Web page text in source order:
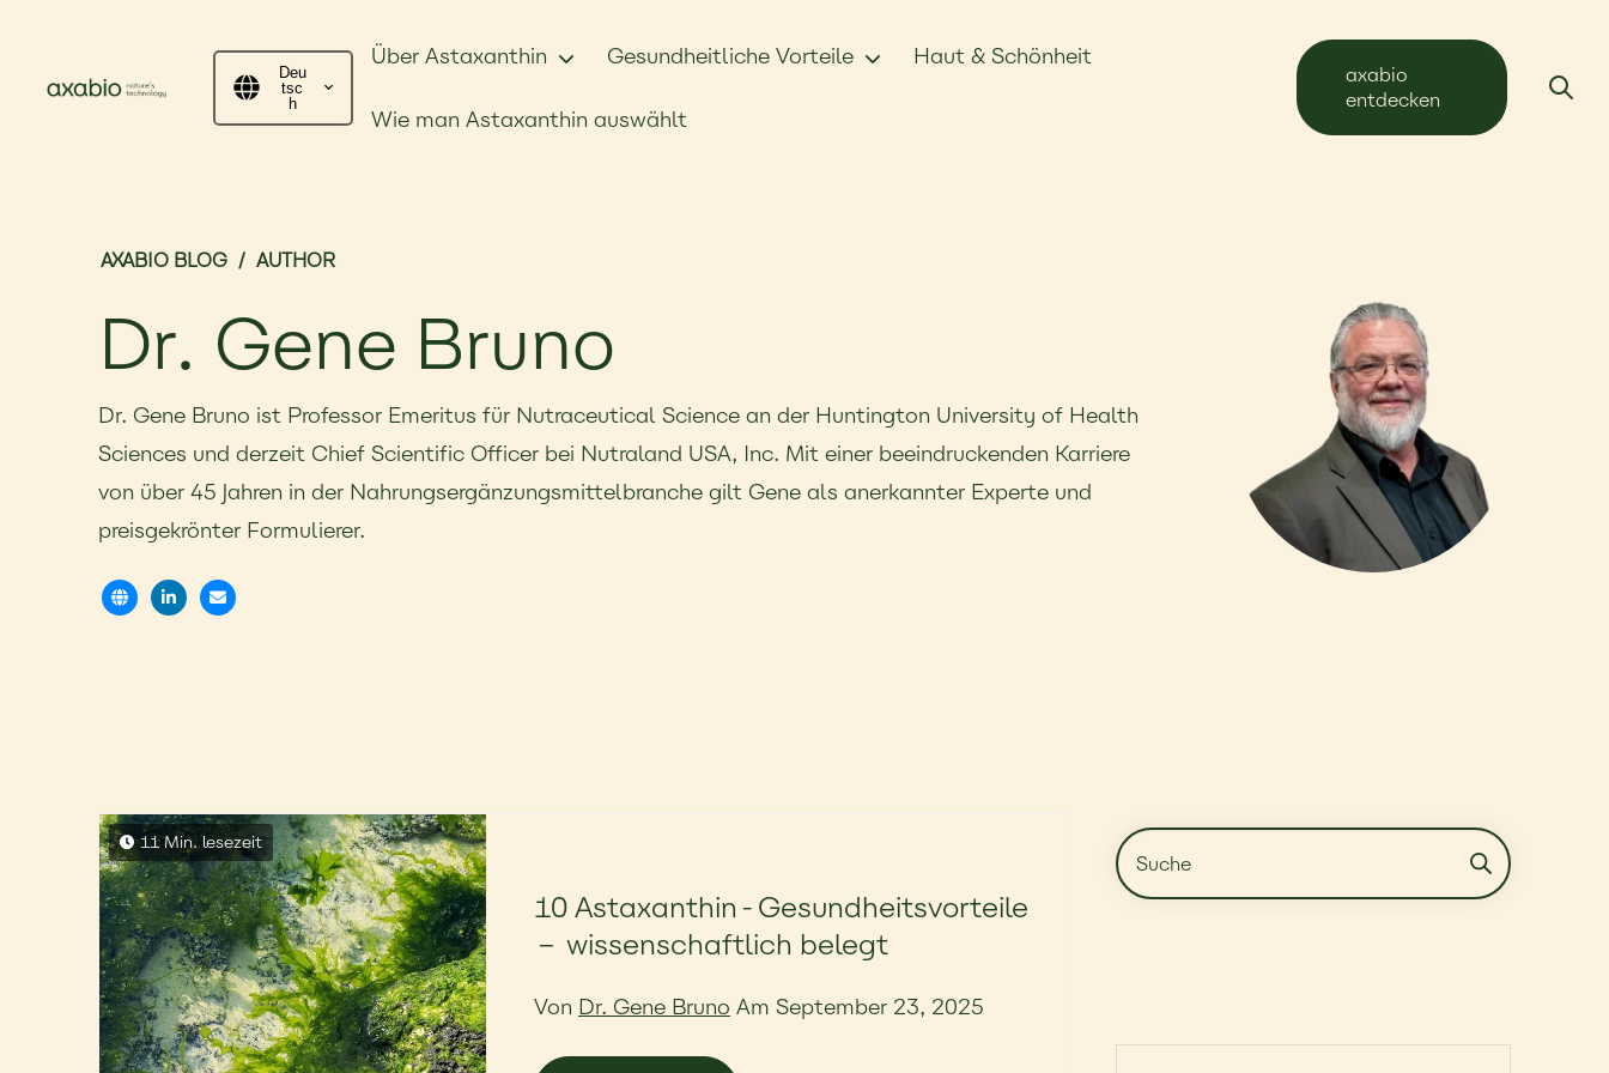
Deu
tsc
h
Über Astaxanthin Gesundheitliche Vorteile Haut & Schönheit
Wie man Astaxanthin auswählt
axabio
entdecken
AXABIO BLOG / AUTHOR
Dr. Gene Bruno
Dr. Gene Bruno ist Professor Emeritus für Nutraceutical Science an der Huntington University of Health
Sciences und derzeit Chief Scientific Officer bei Nutraland USA, Inc. Mit einer beeindruckenden Karriere
von über 45 Jahren in der Nahrungsergänzungsmittelbranche gilt Gene als anerkannter Experte und
preisgekrönter Formulierer.
11 Min. lesezeit
10 Astaxanthin-Gesundheitsvorteile
– wissenschaftlich belegt
Von Dr. Gene Bruno Am September 23, 2025